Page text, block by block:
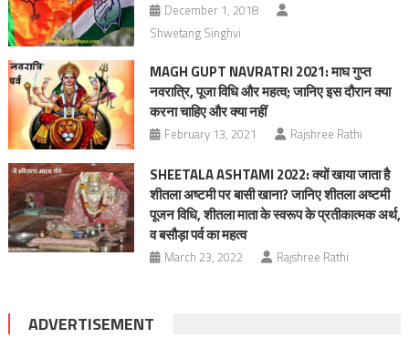
December 1, 2018
Shwetang Singhvi
MAGH GUPT NAVRATRI 2021: माघ गुप्त
नवरात्रि, पूजा विधि और महत्व; जानिए इस दौरान क्या
करना चाहिए और क्या नहीं
February 13, 2021 Rajshree Rathi
SHEETALA ASHTAMI 2022: क्यों खाया जाता है
शीतला अष्टमी पर बासी खाना? जानिए शीतला अष्टमी
पूजन विधि, शीतला माता के स्वरूप के प्रतीकात्मक अर्थ,
व बसौड़ा पर्व का महत्व
March 23, 2022 Rajshree Rathi
ADVERTISEMENT